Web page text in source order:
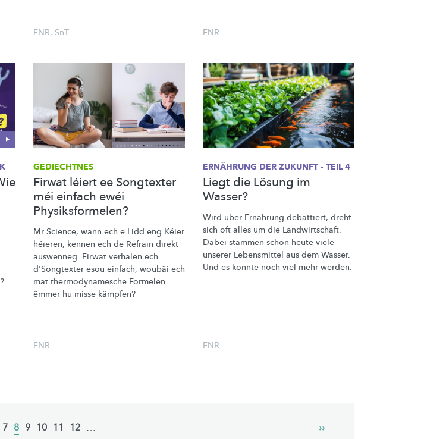
FNR, SnT FNR
GEDIECHTNES
Firwat léiert ee Songtexter
méi einfach ewéi
Physiksformelen?
Mr Science, wann ech e Lidd eng Kéier
héieren, kennen ech de Refrain direkt
auswenneg. Firwat verhalen ech
d'Songtexter esou einfach, woubäi ech
mat thermodynamesche Formelen
ëmmer hu misse kämpfen?
FNR
ERNÄHRUNG DER ZUKUNFT - TEIL 4
Liegt die Lösung im
Wasser?
Wird über Ernährung debattiert, dreht
sich oft alles um die Landwirtschaft.
Dabei stammen schon heute viele
unserer Lebensmittel aus dem Wasser.
Und es könnte noch viel mehr werden.
FNR
Page
7 Current
8 Page
9 Page
10 Page
11 Page
12 …
Next
››